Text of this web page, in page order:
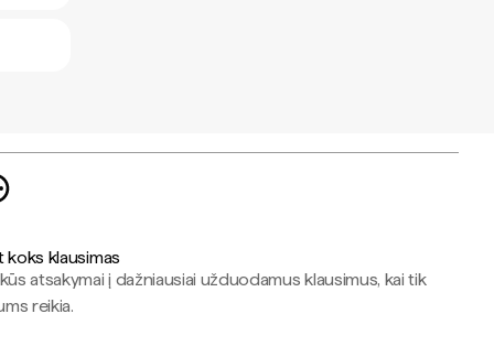
koks klausimas
atsakymai į dažniausiai užduodamus klausimus, kai tik
reikia.